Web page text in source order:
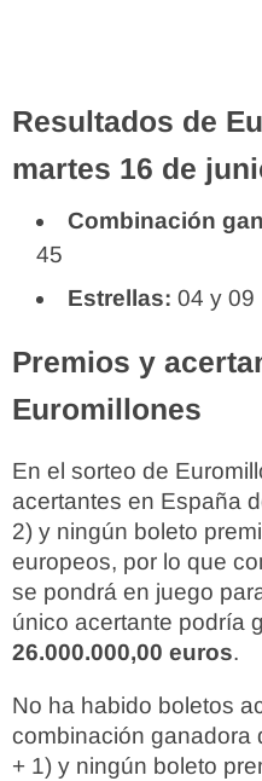
Resultados de
martes 16 de
Combinación
45
Estrellas: 04 y 09
Premios y
Euromillones
En el sorteo de
acertantes en España
2) y ningún boleto
europeos, por lo que
se pondrá en juego
único acertante podría
26.000.000,00 euros.
No ha habido boletos
combinación ganadora
+ 1) y ningún boleto